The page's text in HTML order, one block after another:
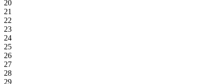
20
21
22
23
24
25
26
27
28
29